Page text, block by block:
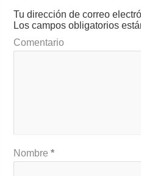
Tu dirección de correo
Los campos obligatorios
Comentario
Nombre*